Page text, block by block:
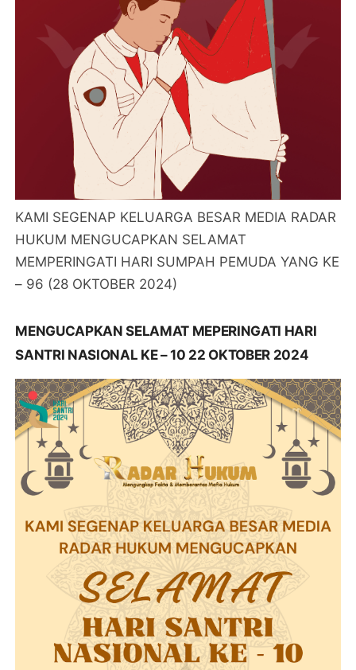
KAMI SEGENAP KELUARGA BESAR MEDIA RADAR
HUKUM MENGUCAPKAN SELAMAT
MEMPERINGATI HARI SUMPAH PEMUDA YANG KE
– 96 (28 OKTOBER 2024)
MENGUCAPKAN SELAMAT MEPERINGATI HARI
SANTRI NASIONAL KE – 10 22 OKTOBER 2024